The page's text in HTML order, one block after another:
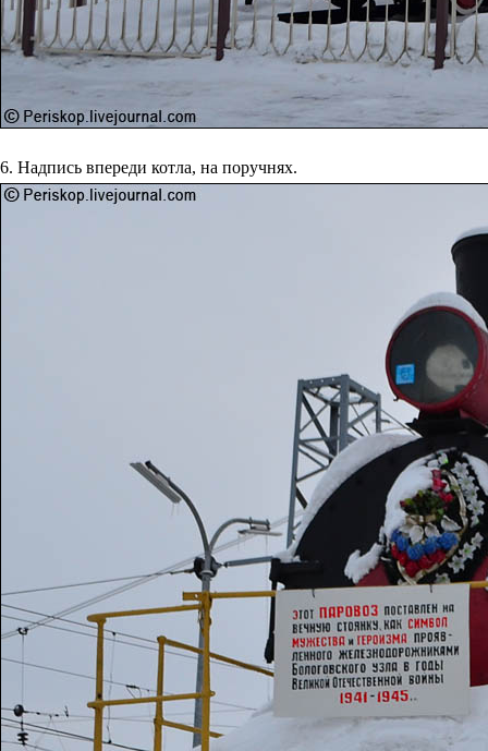
6. Надпись впереди котла, на поручнях.